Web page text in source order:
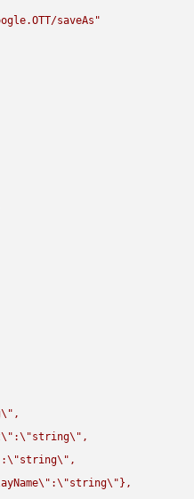
saveAs"
\" ,
\" :\"string\" ,
:\"string\" ,
\" :\"string\" },